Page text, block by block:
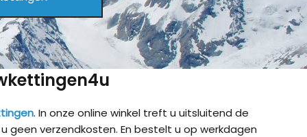
. In onze online winkel treft u uitsluitend de
geen verzendkosten. En bestelt u op werkdagen